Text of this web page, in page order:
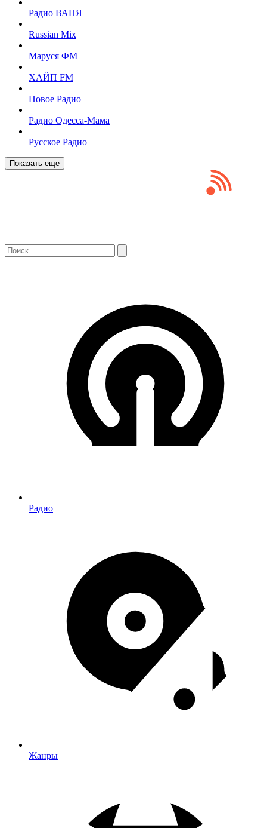
Радио ВАНЯ
Russian Mix
Маруся ФМ
ХАЙП FM
Новое Радио
Радио Одесса-Мама
Русское Радио
Показать еще
Радио
Жанры